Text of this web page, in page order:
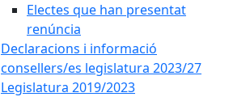
Electes que han presentat
renúncia
Declaracions i informació
consellers/es legislatura 2023/27
Legislatura 2019/2023